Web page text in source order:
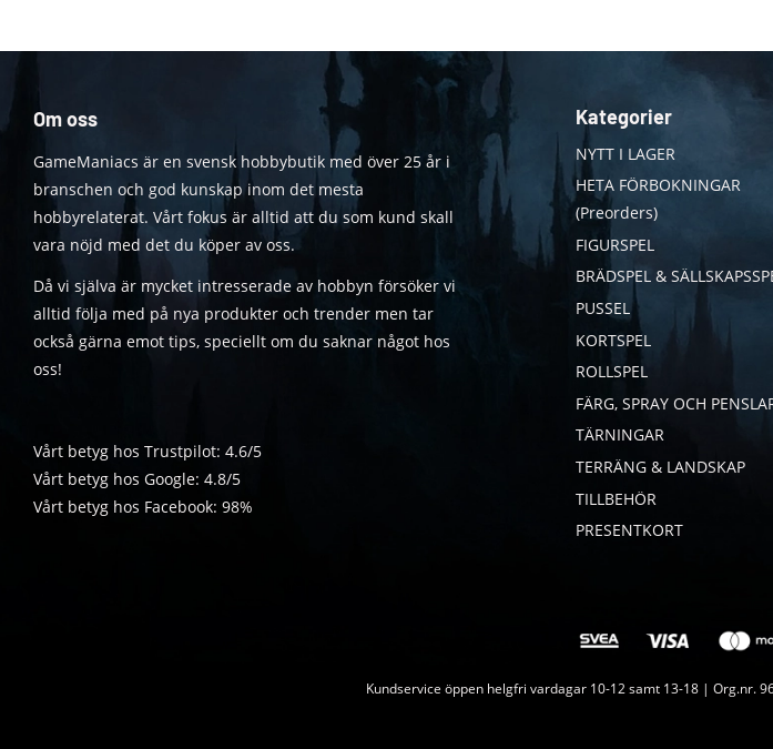
Om oss
GameManiacs är en svensk hobbybutik med över 25 år i
branschen och god kunskap inom det mesta
hobbyrelaterat. Vårt fokus är alltid att du som kund skall
vara nöjd med det du köper av oss.
Då vi själva är mycket intresserade av hobbyn försöker vi
alltid följa med på nya produkter och trender men tar
också gärna emot tips, speciellt om du saknar något hos
oss!
Vårt betyg hos Trustpilot: 4.6/5
Vårt betyg hos Google: 4.8/5
Vårt betyg hos Facebook: 98%
Kategorier
NYTT I LAGER
HETA FÖRBOKNINGAR
(Preorders)
FIGURSPEL
BRÄDSPEL &
PUSSEL
KORTSPEL
ROLLSPEL
FÄRG, SPRAY OCH
TÄRNINGAR
TERRÄNG & LANDSKAP
TILLBEHÖR
PRESENTKORT
Kundservice öppen helgfri vardagar 10-12 samt 13-18 | Org.nr.